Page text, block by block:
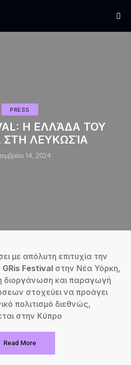
PRESS
Η ΕΛΛΆΔΑ ΤΟΥ
ΛΕΥΚΩΣΊΑ
14, 2024
με απόλυτη επιτυχία την
GRis Festival στην Νέα Υόρκη,
διοργάνωση και παραγωγή
στοχεύει να προάγει
πολιτισμό διεθνώς,
στην Κύπρο
Read More